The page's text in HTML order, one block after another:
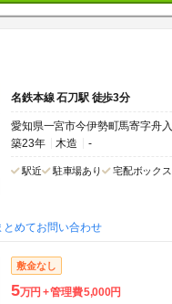
名鉄本線 石刀駅 徒歩3分
愛知県一宮市今伊勢町馬寄字舟入
築23年
木造 -
駅近 駐車場あり 宅配ボックス
めてお問い合わせ
敷金なし
5万円 管理費5,000円